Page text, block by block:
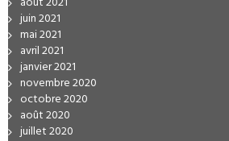
juin 2021
mai 2021
avril 2021
janvier 2021
novembre 2020
octobre 2020
août 2020
juillet 2020